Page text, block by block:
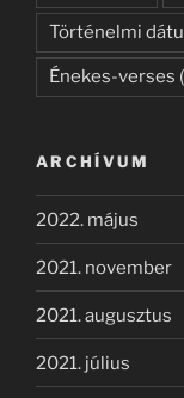
Történelmi
Énekes-verses
ARCHÍVUM
2022. május
2021. november
2021. augusztus
2021. július